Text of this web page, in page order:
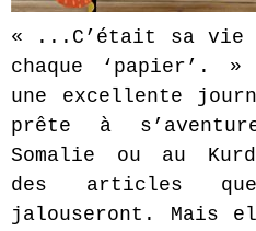
« ...C’était sa vie
chaque ‘papier’.
une excellente
prête à
Somalie ou au
des articles
jalouseront. Mais